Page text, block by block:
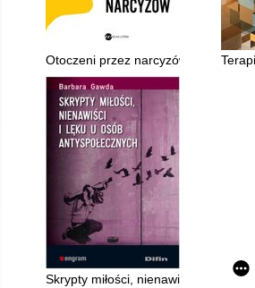
Otoczeni przez narcyzów : jak
Skrypty miłości, nienawiści i lęku u